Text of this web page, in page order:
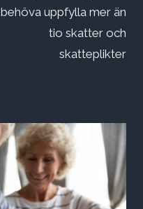
behöva uppfylla mer än
tio skatter och
skatteplikter